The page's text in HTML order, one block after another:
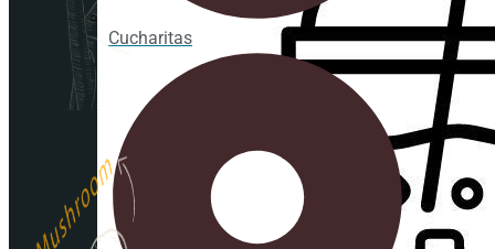
Cucharitas